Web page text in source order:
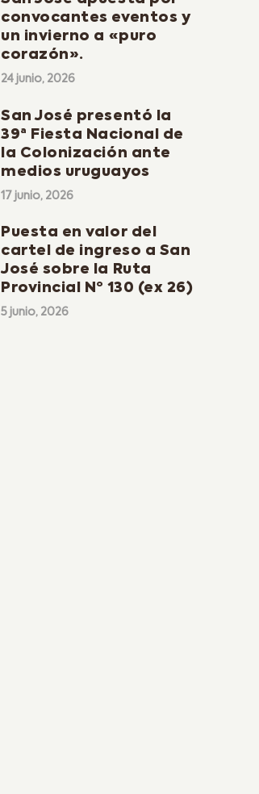
convocantes eventos y
un invierno a «puro
corazón».
24 junio, 2026
San José presentó la
39ª Fiesta Nacional de
la Colonización ante
medios uruguayos
17 junio, 2026
Puesta en valor del
cartel de ingreso a San
José sobre la Ruta
Provincial Nº 130 (ex 26)
5 junio, 2026